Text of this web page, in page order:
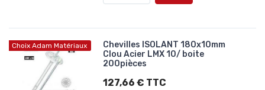
Choix Adam Matériaux
Chevilles ISOLANT 180x10mm
Clou Acier LMX 10/ boite
200pièces
127,66 € TTC